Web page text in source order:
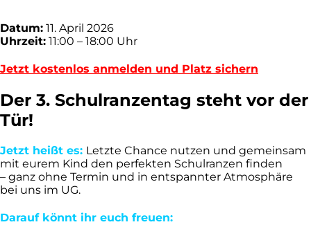
Datum: 11. April 2026
Uhrzeit: 11:00 – 18:00 Uhr
Jetzt kostenlos anmelden und Platz sichern
Der 3. Schulranzentag steht vor der
Tür!
Jetzt heißt es: Letzte Chance nutzen und gemeinsam
mit eurem Kind den perfekten Schulranzen finden
– ganz ohne Termin und in entspannter Atmosphäre
bei uns im UG.
Darauf könnt ihr euch freuen: